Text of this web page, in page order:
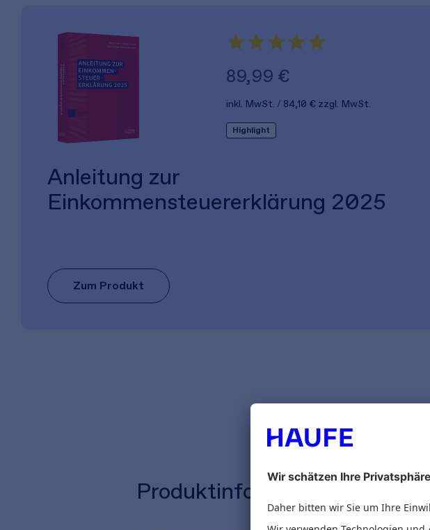
89,99 €
inkl. MwSt. 84,10 € zzgl. MwSt.
Highlight
Anleitung zur
Einkommensteuererklärung 2025
Zum Produkt
Produktinformationen